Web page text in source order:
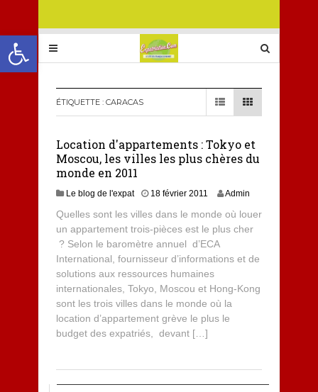
Ouvrir la barre d’outils
ÉTIQUETTE : CARACAS
Location d'appartements : Tokyo et
Moscou, les villes les plus chères du
monde en 2011
Le blog de l'expat 18 février 2011 Admin
Quelles sont les villes dans le monde où louer
un appartement trois-pièces est le plus cher
? Selon le baromètre annuel d’ECA
International, fournisseur d’informations et de
solutions aux ressources humaines
internationales, Tokyo, Moscou et Hong-Kong
sont les trois villes dans le monde où la
location d’appartement grève le plus le
budget des expatriés, devant […]